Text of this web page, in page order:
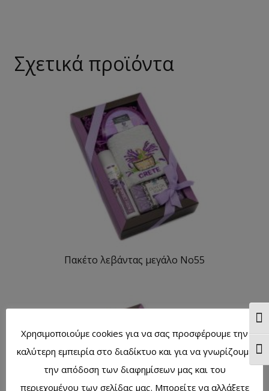
Σχετικά προϊόντα
Πακέτο λεβάντας μεγάλο No55
Χρησιμοποιούμε cookies για να σας προσφέρουμε την
καλύτερη εμπειρία στο διαδίκτυο και για να γνωρίζουμε
την απόδοση των διαφημίσεων μας και του
περιεχομένου των σελίδας μας. Μπορείτε να αλλάξετε